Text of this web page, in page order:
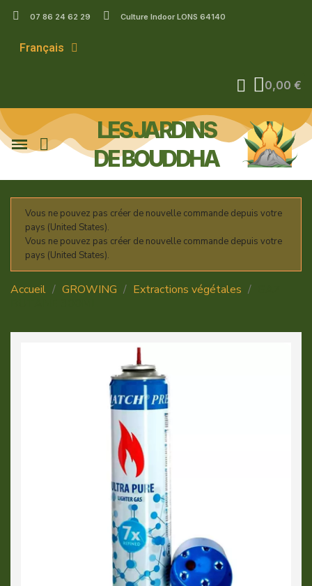
07 86 24 62 29 Culture Indoor LONS 64140
Français
0,00 €
LES JARDINS
DE BOUDDHA
Vous ne pouvez pas créer de nouvelle commande depuis votre
pays (United States).
Vous ne pouvez pas créer de nouvelle commande depuis votre
pays (United States).
Accueil GROWING Extractions végétales